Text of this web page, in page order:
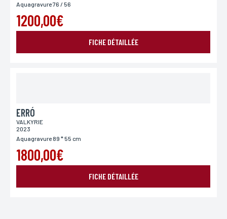
Aquagravure 76 / 56
1200,00€
FICHE DÉTAILLÉE
ERRÓ
VALKYRIE
2023
Aquagravure 89 * 55 cm
1800,00€
FICHE DÉTAILLÉE